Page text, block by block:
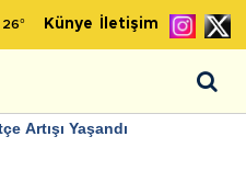
26° Künye İletişim
Artışı Yaşandı